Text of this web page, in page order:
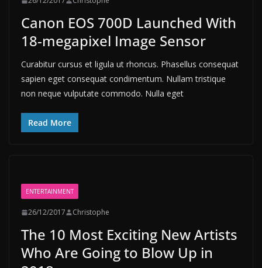
Canon EOS 700D Launched With
18-megapixel Image Sensor
Curabitur cursus et ligula ut rhoncus. Phasellus consequat
sapien eget consequat condimentum. Nullam tristique
non neque vulputate commodo. Nulla eget
Read More
ENTERTAINMENT
26/12/2017 Christophe
The 10 Most Exciting New Artists
Who Are Going to Blow Up in